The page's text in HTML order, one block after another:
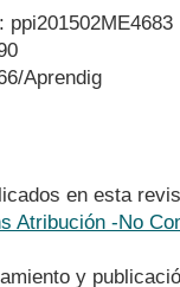
ppi201502ME4683
Aprendig
en esta
Atribución -No
y